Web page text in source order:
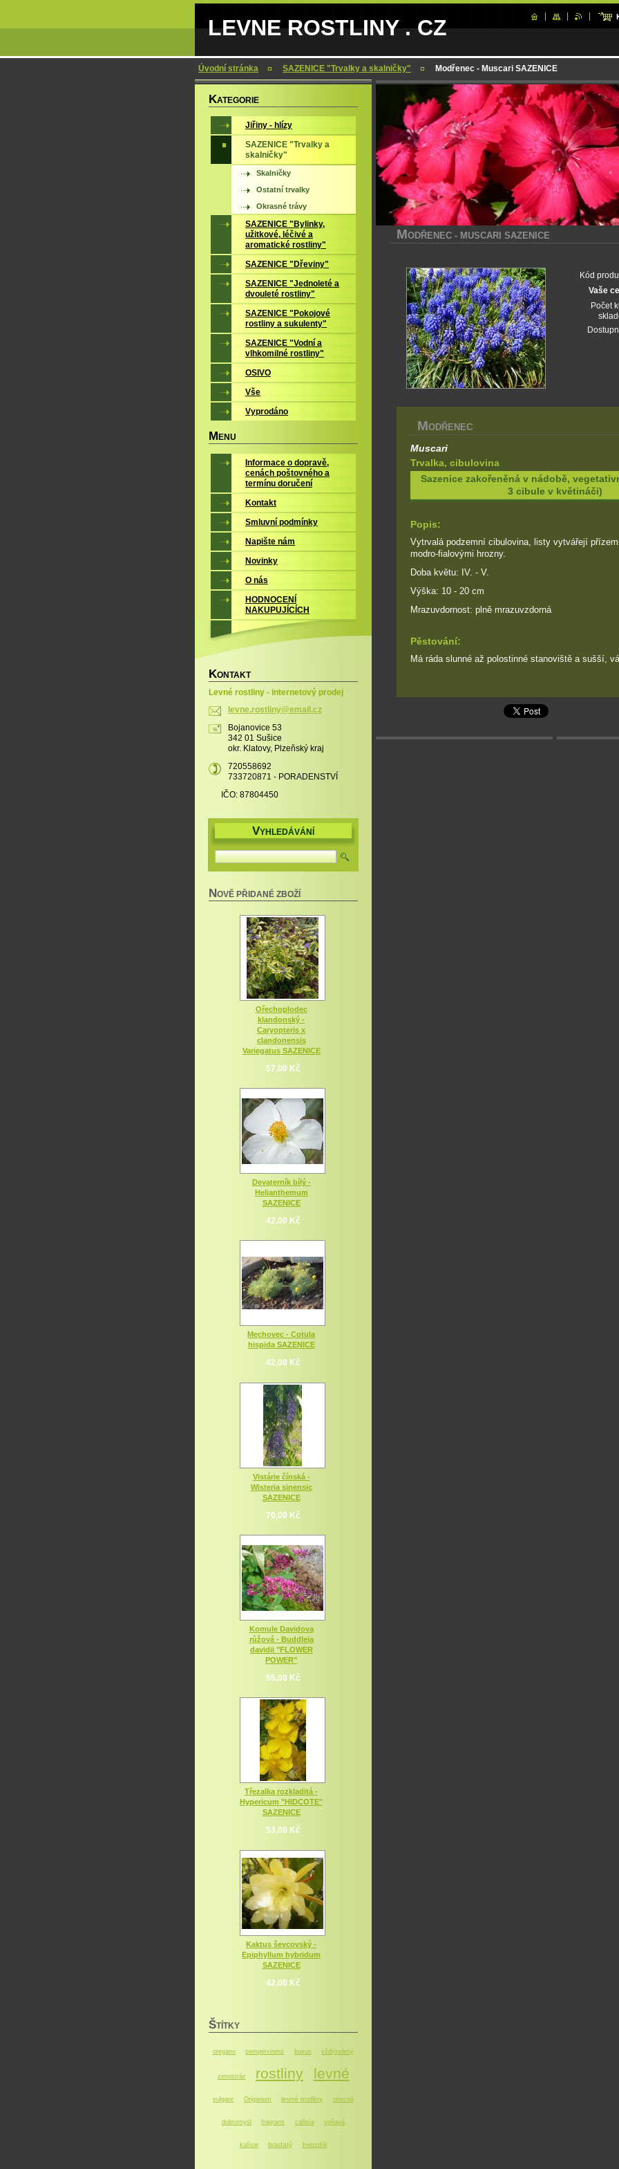
LEVNE ROSTLINY . CZ
Úvodní stránka SAZENICE "Trvalky a skalničky" Modřenec - Muscari SAZENICE
MODŘENEC - MUSCARI SAZENICE
Kód
Vaše
Počet
MODŘENEC
Muscari
Trvalka, cibulovina
Sazenice zakořeněná v nádobě,
3 cibule v květináči)
Popis:
Vytrvalá podzemní cibulovina, listy vytvářejí
modro-fialovými hrozny.
Doba květu: IV. - V.
Výška: 10 - 20 cm
Mrazuvdornost: plně mrazuvzdorná
Pěstování:
Má ráda slunné až polostinné stanoviště a sušší,
KATEGORIE
Jiřiny - hlízy
SAZENICE "Trvalky a
skalničky"
Skalničky
Ostatní trvalky
Okrasné trávy
SAZENICE "Bylinky,
užitkové, léčivé a
aromatické rostliny"
SAZENICE "Dřeviny"
SAZENICE "Jednoleté a
dvouleté rostliny"
SAZENICE "Pokojové
rostliny a sukulenty"
SAZENICE "Vodní a
vlhkomilné rostliny"
OSIVO
Vše
Vyprodáno
M ENU
Informace o dopravě,
cenách poštovného a
termínu doručení
Kontakt
Smluvní podmínky
Napište nám
Novinky
O nás
HODNOCENÍ
NAKUPUJÍCÍCH
KONTAKT
Levné rostliny - internetový prodej
levne.rostliny@email.cz
Bojanovice 53
342 01 Sušice
okr. Klatovy, Plzeňský kraj
720558692
733720871 - PORADENSTVÍ
IČO: 87804450
VYHLEDÁVÁNÍ
NOVĚ PŘIDANÉ ZBOŽÍ
Ořechoplodec
klandonský -
Caryopteris x
clandonensis
Variegatus SAZENICE
57,00 Kč
Devaterník bílý -
Helianthemum
SAZENICE
42,00 Kč
Mechovec - Cotula
hispida SAZENICE
42,00 Kč
Vistárie čínská -
Wisteria sinensic
SAZENICE
70,00 Kč
Komule Davidova
růžová - Buddleia
davidii "FLOWER
POWER"
55,00 Kč
Třezalka rozkladitá -
Hypericum "HIDCOTE"
SAZENICE
53,00 Kč
Kaktus ševcovský -
Epiphyllum hybridum
SAZENICE
42,00 Kč
ŠTÍTKY
oregano sempervirens buxus vždyzelený
zimostráz rostliny levné
vulgare Origanum levné rostliny obecná
dobromysl fragrans callisia voňavá
kalísie bradatý hvozdík